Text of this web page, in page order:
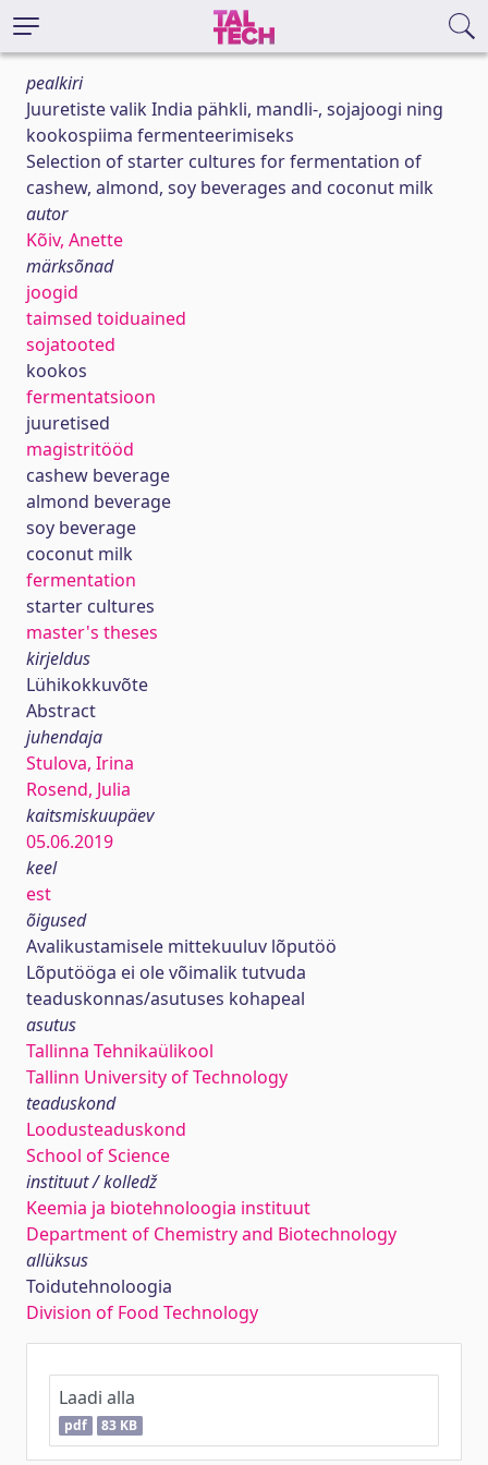
pealkiri
Juuretiste valik India pähkli, mandli-, sojajoogi ning
kookospiima fermenteerimiseks
Selection of starter cultures for fermentation of
cashew, almond, soy beverages and coconut milk
autor
Kõiv, Anette
märksõnad
joogid
taimsed toiduained
sojatooted
kookos
fermentatsioon
juuretised
magistritööd
cashew beverage
almond beverage
soy beverage
coconut milk
fermentation
starter cultures
master's theses
kirjeldus
Lühikokkuvõte
Abstract
juhendaja
Stulova, Irina
Rosend, Julia
kaitsmiskuupäev
05.06.2019
keel
est
õigused
Avalikustamisele mittekuuluv lõputöö
Lõputööga ei ole võimalik tutvuda
teaduskonnas/asutuses kohapeal
asutus
Tallinna Tehnikaülikool
Tallinn University of Technology
teaduskond
Loodusteaduskond
School of Science
instituut / kolledž
Keemia ja biotehnoloogia instituut
Department of Chemistry and Biotechnology
allüksus
Toidutehnoloogia
Division of Food Technology
Laadi alla
pdf 83 KB